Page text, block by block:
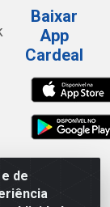
de
Baixar
App
Cardeal
582 - Alto
- CNPJ